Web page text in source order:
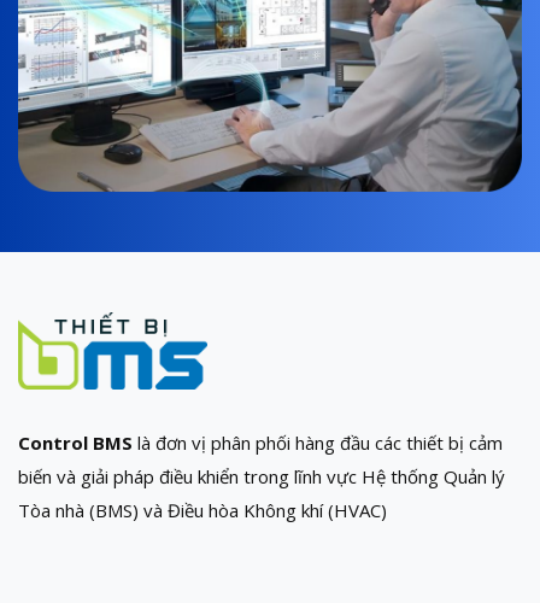
Control BMS là đơn vị phân phối hàng đầu các thiết bị cảm
biến và giải pháp điều khiển trong lĩnh vực Hệ thống Quản lý
Tòa nhà (BMS) và Điều hòa Không khí (HVAC)